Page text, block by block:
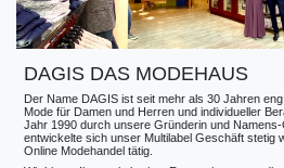
DAGIS DAS MODEHAUS
Der Name DAGIS ist seit mehr als 30 Jahren
Mode für Damen und Herren und individueller
Jahr 1990 durch unsere Gründerin und
entwickelte sich unser Multilabel Geschäft stetig
Online Modehandel tätig.